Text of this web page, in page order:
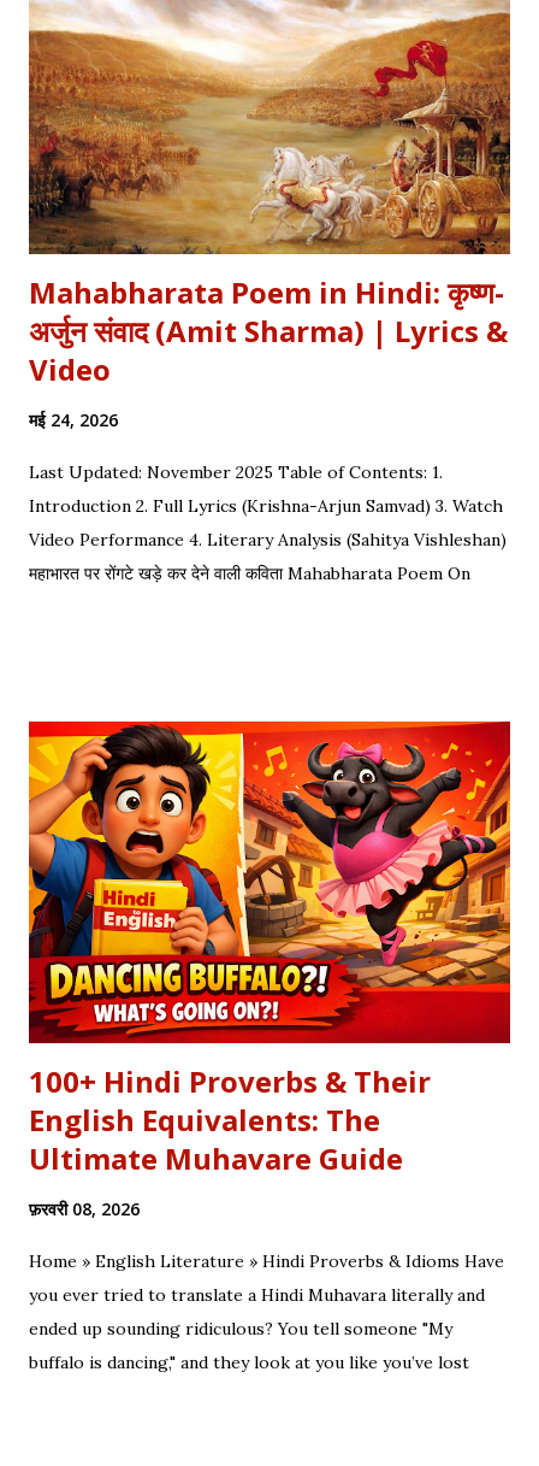
कलाम हमें 'शुक्र' (Gratitude) का पाठ पढ़ाता है। इस लेख में हम इस कालजयी
रचना के हिंदी बोल (Lyrics), उसके गूढ़ अर्थ और शब्दार्थ को विस्तार से समझेंगे।
...
Mahabharata Poem in Hindi: कृष्ण-
अर्जुन संवाद (Amit Sharma) | Lyrics &
Video
मई 24, 2026
Last Updated: November 2025 Table of Contents: 1.
Introduction 2. Full Lyrics (Krishna-Arjun Samvad) 3. Watch
Video Performance 4. Literary Analysis (Sahitya Vishleshan)
महाभारत पर रोंगटे खड़े कर देने वाली कविता Mahabharata Poem On
Explore our Best Hindi Poetry Collection for more Veer
Ras Kavitayein. तलवार, धनुष और पैदल सैनिक कुरुक्षेत्र में खड़े हुए, रक्त
पिपासु महारथी इक दूजे सम्मुख अड़े हुए | कई लाख सेना के सम्मुख पांडव पाँच बिचारे
थे, एक तरफ थे योद्धा सब, एक तरफ समय के मारे थे | महा-समर की प्रतिक्षा में सारे
ताक रहे थे जी, और पार्थ के रथ को केशव स्वयं हाँक रहे थे जी || रणभूमि के सभी
नजारे देखन में कुछ खास लगे, माधव ने अर्जुन को देखा, अर्जुन उन्हें उदास लगे | ...
100+ Hindi Proverbs & Their
English Equivalents: The
Ultimate Muhavare Guide
फ़रवरी 08, 2026
Home » English Literature » Hindi Proverbs & Idioms Have
you ever tried to translate a Hindi Muhavara literally and
ended up sounding ridiculous? You tell someone "My
buffalo is dancing," and they look at you like you’ve lost